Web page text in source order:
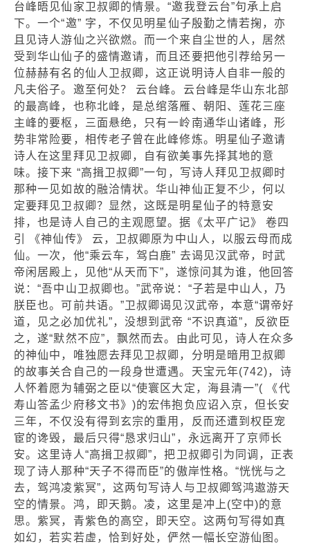
台峰晤见仙家卫叔卿的情景。“邀我登云台”句承上启
下。一个“邀” 字，不仅见明星仙子殷勤之情若掬，亦
且见诗人游仙之兴欲燃。而一个来自尘世的人，居然
受到华山仙子的盛情邀请，而且还要把他引荐给另一
位赫赫有名的仙人卫叔卿，这正说明诗人自非一般的
凡夫俗子。邀至何处？ 云台峰。云台峰是华山东北部
的最高峰，也称北峰，是总绾落雁、朝阳、莲花三座
主峰的要枢，三面悬绝，只有一岭南通华山诸峰，形
势非常险要，相传老子曾在此峰修炼。明星仙子邀请
诗人在这里拜见卫叔卿，自有欲美事先择其地的意
味。接下来 “高揖卫叔卿”一句，写诗人拜见卫叔卿时
那种一见如故的融洽情状。华山神仙正复不少，何以
定要拜见卫叔卿？显然，这既是明星仙子的特意安
排，也是诗人自己的主观愿望。据《太平广记》 卷四
引 《神仙传》 云，卫叔卿原为中山人，以服云母而成
仙。一次，他“乘云车，驾白鹿” 去谒见汉武帝，时武
帝闲居殿上，见他“从天而下”，遂惊问其为谁，他回答
说：“吾中山卫叔卿也。”武帝说：“子若是中山人，乃
朕臣也。可前共语。”卫叔卿谒见汉武帝，本意“谓帝好
道，见之必加优礼”，没想到武帝 “不识真道”，反欲臣
之，遂“默然不应”，飘然而去。由此可见，诗人在众多
的神仙中，唯独愿去拜见卫叔卿，分明是暗用卫叔卿
的故事关合自己的一段身世遭遇。天宝元年(742)，诗
人怀着愿为辅弼之臣以“使寰区大定，海县清一”( 《代
寿山答孟少府移文书》)的宏伟抱负应诏入京，但长安
三年，不仅没有得到玄宗的重用，反而还遭到权臣宠
宦的谗毁，最后只得“恳求归山”，永远离开了京师长
安。这里诗人“高揖卫叔卿”，把卫叔卿引为同调，正表
现了诗人那种“天子不得而臣”的傲岸性格。“恍恍与之
去，驾鸿凌紫冥”，这两句写诗人与卫叔卿驾鸿遨游天
空的情景。鸿，即天鹅。凌，这里是冲上(空中)的意
思。紫冥，青紫色的高空，即天空。这两句写得如真
如幻，若实若虚，恰到好处，俨然一幅长空游仙图。